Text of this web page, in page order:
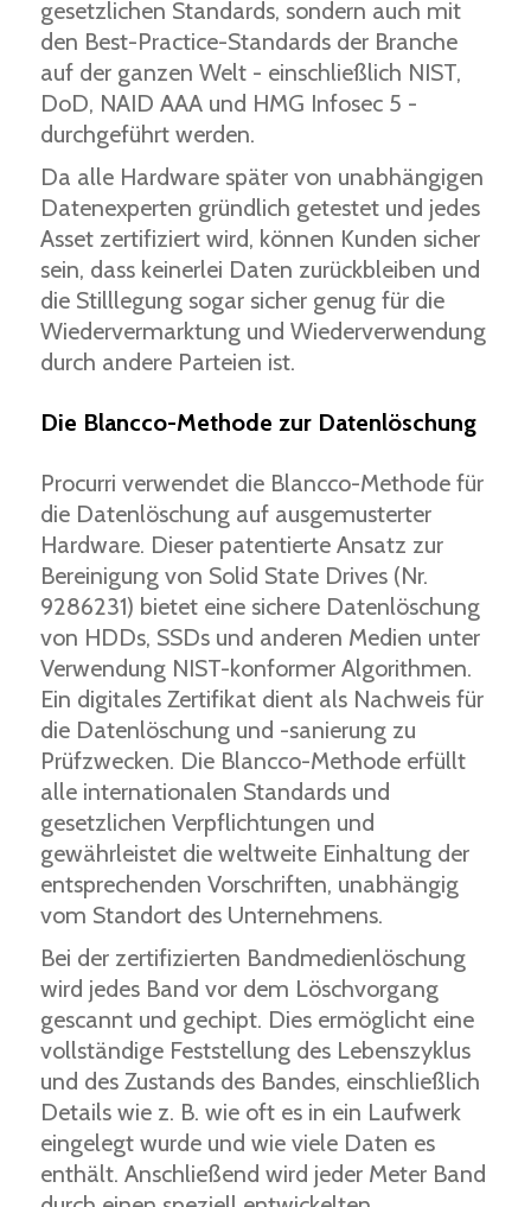
gesetzlichen Standards, sondern auch mit
den Best-Practice-Standards der Branche
auf der ganzen Welt - einschließlich NIST,
DoD, NAID AAA und HMG Infosec 5 -
durchgeführt werden.
Da alle Hardware später von unabhängigen
Datenexperten gründlich getestet und jedes
Asset zertifiziert wird, können Kunden sicher
sein, dass keinerlei Daten zurückbleiben und
die Stilllegung sogar sicher genug für die
Wiedervermarktung und Wiederverwendung
durch andere Parteien ist.
Die Blancco-Methode zur Datenlöschung
Procurri verwendet die Blancco-Methode für
die Datenlöschung auf ausgemusterter
Hardware. Dieser patentierte Ansatz zur
Bereinigung von Solid State Drives (Nr.
9286231) bietet eine sichere Datenlöschung
von HDDs, SSDs und anderen Medien unter
Verwendung NIST-konformer Algorithmen.
Ein digitales Zertifikat dient als Nachweis für
die Datenlöschung und -sanierung zu
Prüfzwecken. Die Blancco-Methode erfüllt
alle internationalen Standards und
gesetzlichen Verpflichtungen und
gewährleistet die weltweite Einhaltung der
entsprechenden Vorschriften, unabhängig
vom Standort des Unternehmens.
Bei der zertifizierten Bandmedienlöschung
wird jedes Band vor dem Löschvorgang
gescannt und gechipt. Dies ermöglicht eine
vollständige Feststellung des Lebenszyklus
und des Zustands des Bandes, einschließlich
Details wie z. B. wie oft es in ein Laufwerk
eingelegt wurde und wie viele Daten es
enthält. Anschließend wird jeder Meter Band